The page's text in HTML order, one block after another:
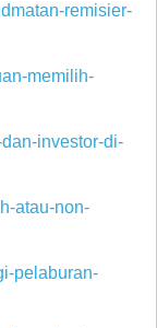
remisier-
memilih-
investor-di-
atau-non-
pelaburan-